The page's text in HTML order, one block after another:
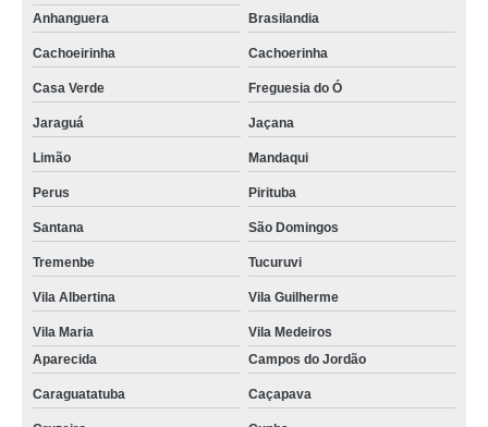
Anhanguera
Brasilandia
Cachoeirinha Cachoerinha
Casa Verde Freguesia do Ó
Jaraguá Jaçana
Limão Mandaqui
Perus Pirituba
Santana São Domingos
Tremenbe Tucuruvi
Vila Albertina Vila Guilherme
Vila Maria
Vila Medeiros
Aparecida
Campos do Jordão
Caraguatatuba Caçapava